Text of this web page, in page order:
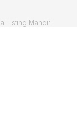
Listing Mandiri